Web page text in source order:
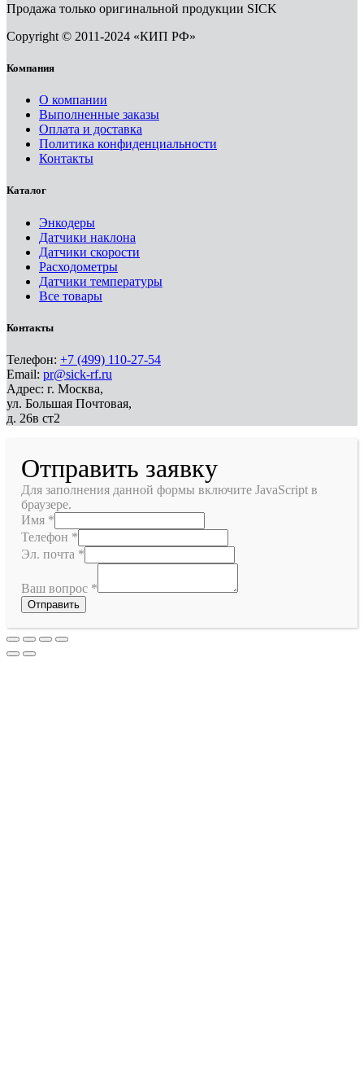
Продажа только оригинальной продукции SICK
Copyright © 2011-2024 «КИП РФ»
Компания
О компании
Выполненные заказы
Оплата и доставка
Политика конфиденциальности
Контакты
Каталог
Энкодеры
Датчики наклона
Датчики скорости
Расходометры
Датчики температуры
Все товары
Контакты
Телефон: +7 (499) 110-27-54
Email: pr@sick-rf.ru
Адрес: г. Москва,
ул. Большая Почтовая,
д. 26в ст2
Отправить заявку
Для заполнения данной формы включите JavaScript в
браузере.
Имя *
Телефон *
Эл. почта *
Ваш вопрос *
Отправить